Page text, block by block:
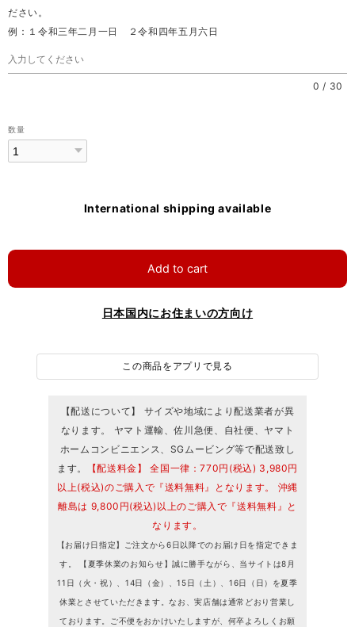
ださい。
例：１令和三年二月一日 ２令和四年五月六日
0 / 30
数量
International shipping available
Add to cart
日本国内にお住まいの方向け
この商品をアプリで見る
【配送について】 サイズや地域により配送業者が異
なります。 ヤマト運輸、佐川急便、自社便、ヤマト
ホームコンビニエンス、SGムービング等で配送致し
ます。
【配送料金】 全国一律：770円(税込) 3,980円
以上(税込)のご購入で『送料無料』となります。 沖縄
離島は 9,800円(税込)以上のご購入で『送料無料』と
なります。
【お届け日指定】ご注文から6日以降でのお届け日を指定できま
す。 【夏季休業のお知らせ】誠に勝手ながら、当サイトは8月
11日（火・祝）、14日（金）、15日（土）、16日（日）を夏季
休業とさせていただきます。なお、実店舗は通常どおり営業し
ております。ご不便をおかけいたしますが、何卒よろしくお願